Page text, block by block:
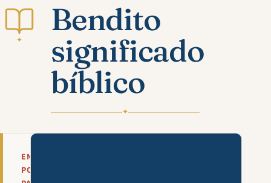
✦
Bendito
significado
bíblico
✦
EN
POCAS
Mira esta explicación en